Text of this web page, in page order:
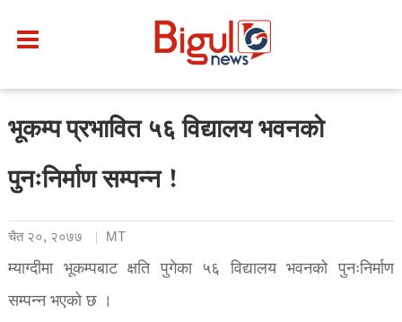
भूकम्प प्रभावित ५६ विद्यालय भवनको
पुनःनिर्माण सम्पन्न !
चैत २०, २०७७ MT
म्याग्दीमा भूकम्पबाट क्षति पुगेका ५६ विद्यालय भवनको पुनःनिर्माण
सम्पन्न भएको छ ।